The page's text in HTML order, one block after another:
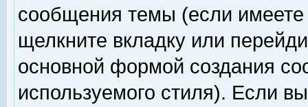
сообщения темы (если
щелкните вкладку или
основной формой создания
используемого стиля). Если